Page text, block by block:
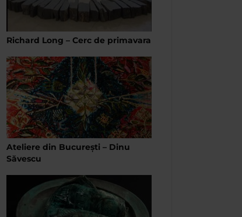
Richard Long – Cerc de primavara
Ateliere din București – Dinu
Săvescu